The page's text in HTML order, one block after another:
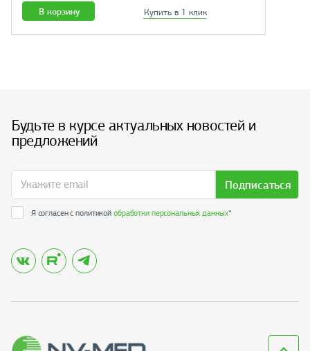
В корзину Купить в 1 клик
Будьте в курсе актуальных новостей и
предложений
Подписаться
Я согласен с политикойобработки персональных данных*